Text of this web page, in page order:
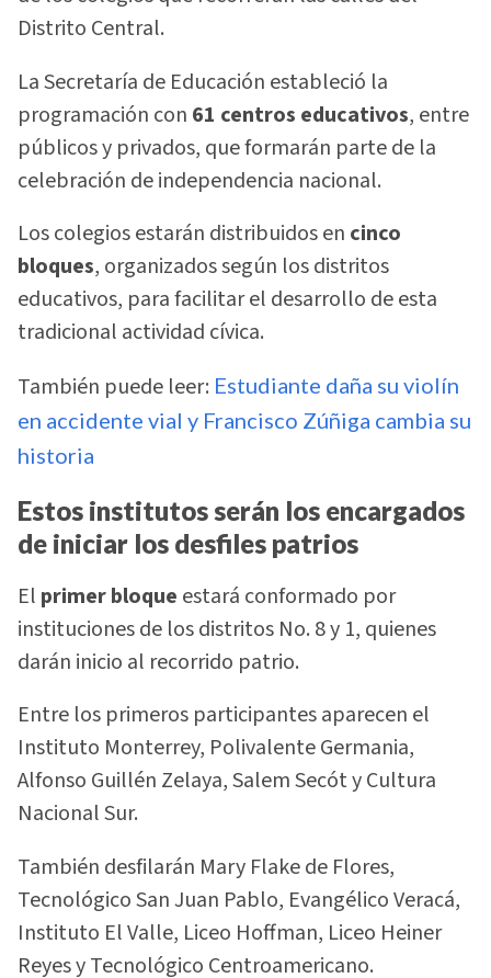
Distrito Central.
La Secretaría de Educación estableció la
programación con 61 centros educativos, entre
públicos y privados, que formarán parte de la
celebración de independencia nacional.
Los colegios estarán distribuidos en cinco
bloques, organizados según los distritos
educativos, para facilitar el desarrollo de esta
tradicional actividad cívica.
También puede leer: Estudiante daña su violín
en accidente vial y Francisco Zúñiga cambia su
historia
Estos institutos serán los encargados
de iniciar los desfiles patrios
El primer bloque estará conformado por
instituciones de los distritos No. 8 y 1, quienes
darán inicio al recorrido patrio.
Entre los primeros participantes aparecen el
Instituto Monterrey, Polivalente Germania,
Alfonso Guillén Zelaya, Salem Secót y Cultura
Nacional Sur.
También desfilarán Mary Flake de Flores,
Tecnológico San Juan Pablo, Evangélico Veracá,
Instituto El Valle, Liceo Hoffman, Liceo Heiner
Reyes y Tecnológico Centroamericano.